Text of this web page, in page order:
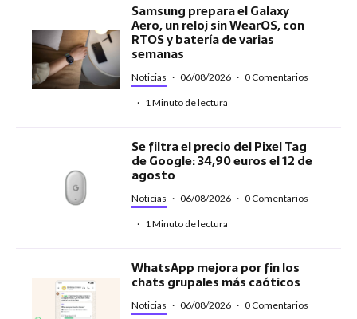
Samsung prepara el Galaxy
Aero, un reloj sin WearOS, con
RTOS y batería de varias
semanas
Noticias · 06/08/2026 · 0 Comentarios
· 1 Minuto de lectura
Se filtra el precio del Pixel Tag
de Google: 34,90 euros el 12 de
agosto
Noticias · 06/08/2026 · 0 Comentarios
· 1 Minuto de lectura
WhatsApp mejora por fin los
chats grupales más caóticos
Noticias · 06/08/2026 · 0 Comentarios